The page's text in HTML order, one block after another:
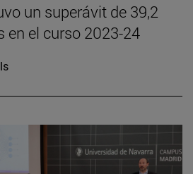
un superávit de 39,2
en el curso 2023-24